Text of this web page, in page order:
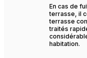
En cas de
terrasse, il
terrasse
traités
habitation.